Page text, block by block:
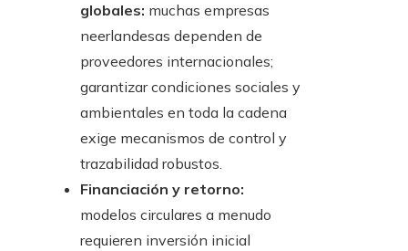
globales: muchas empresas
neerlandesas dependen de
proveedores internacionales;
garantizar condiciones sociales y
ambientales en toda la cadena
exige mecanismos de control y
trazabilidad robustos.
Financiación y retorno:
modelos circulares a menudo
requieren inversión inicial